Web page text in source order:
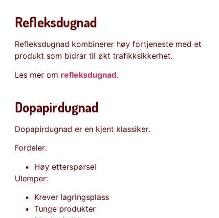
Refleksdugnad
Refleksdugnad kombinerer høy fortjeneste med et
produkt som bidrar til økt trafikksikkerhet.
Les mer om refleksdugnad.
Dopapirdugnad
Dopapirdugnad er en kjent klassiker.
Fordeler:
Høy etterspørsel
Ulemper:
Krever lagringsplass
Tunge produkter